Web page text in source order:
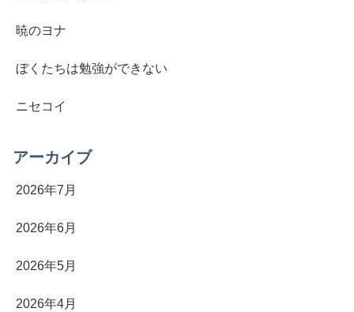
暁のヨナ
ぼくたちは勉強ができない
ニセコイ
アーカイブ
2026年7月
2026年6月
2026年5月
2026年4月